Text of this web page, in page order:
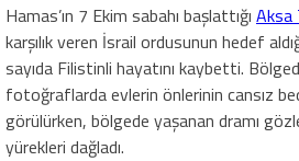
Hamas’ın 7 Ekim sabahı başlattığı Aksa
karşılık veren İsrail ordusunun hedef
sayıda Filistinli hayatını kaybetti.
fotoğraflarda evlerin önlerinin cansız
görülürken, bölgede yaşanan dramı
yürekleri dağladı.